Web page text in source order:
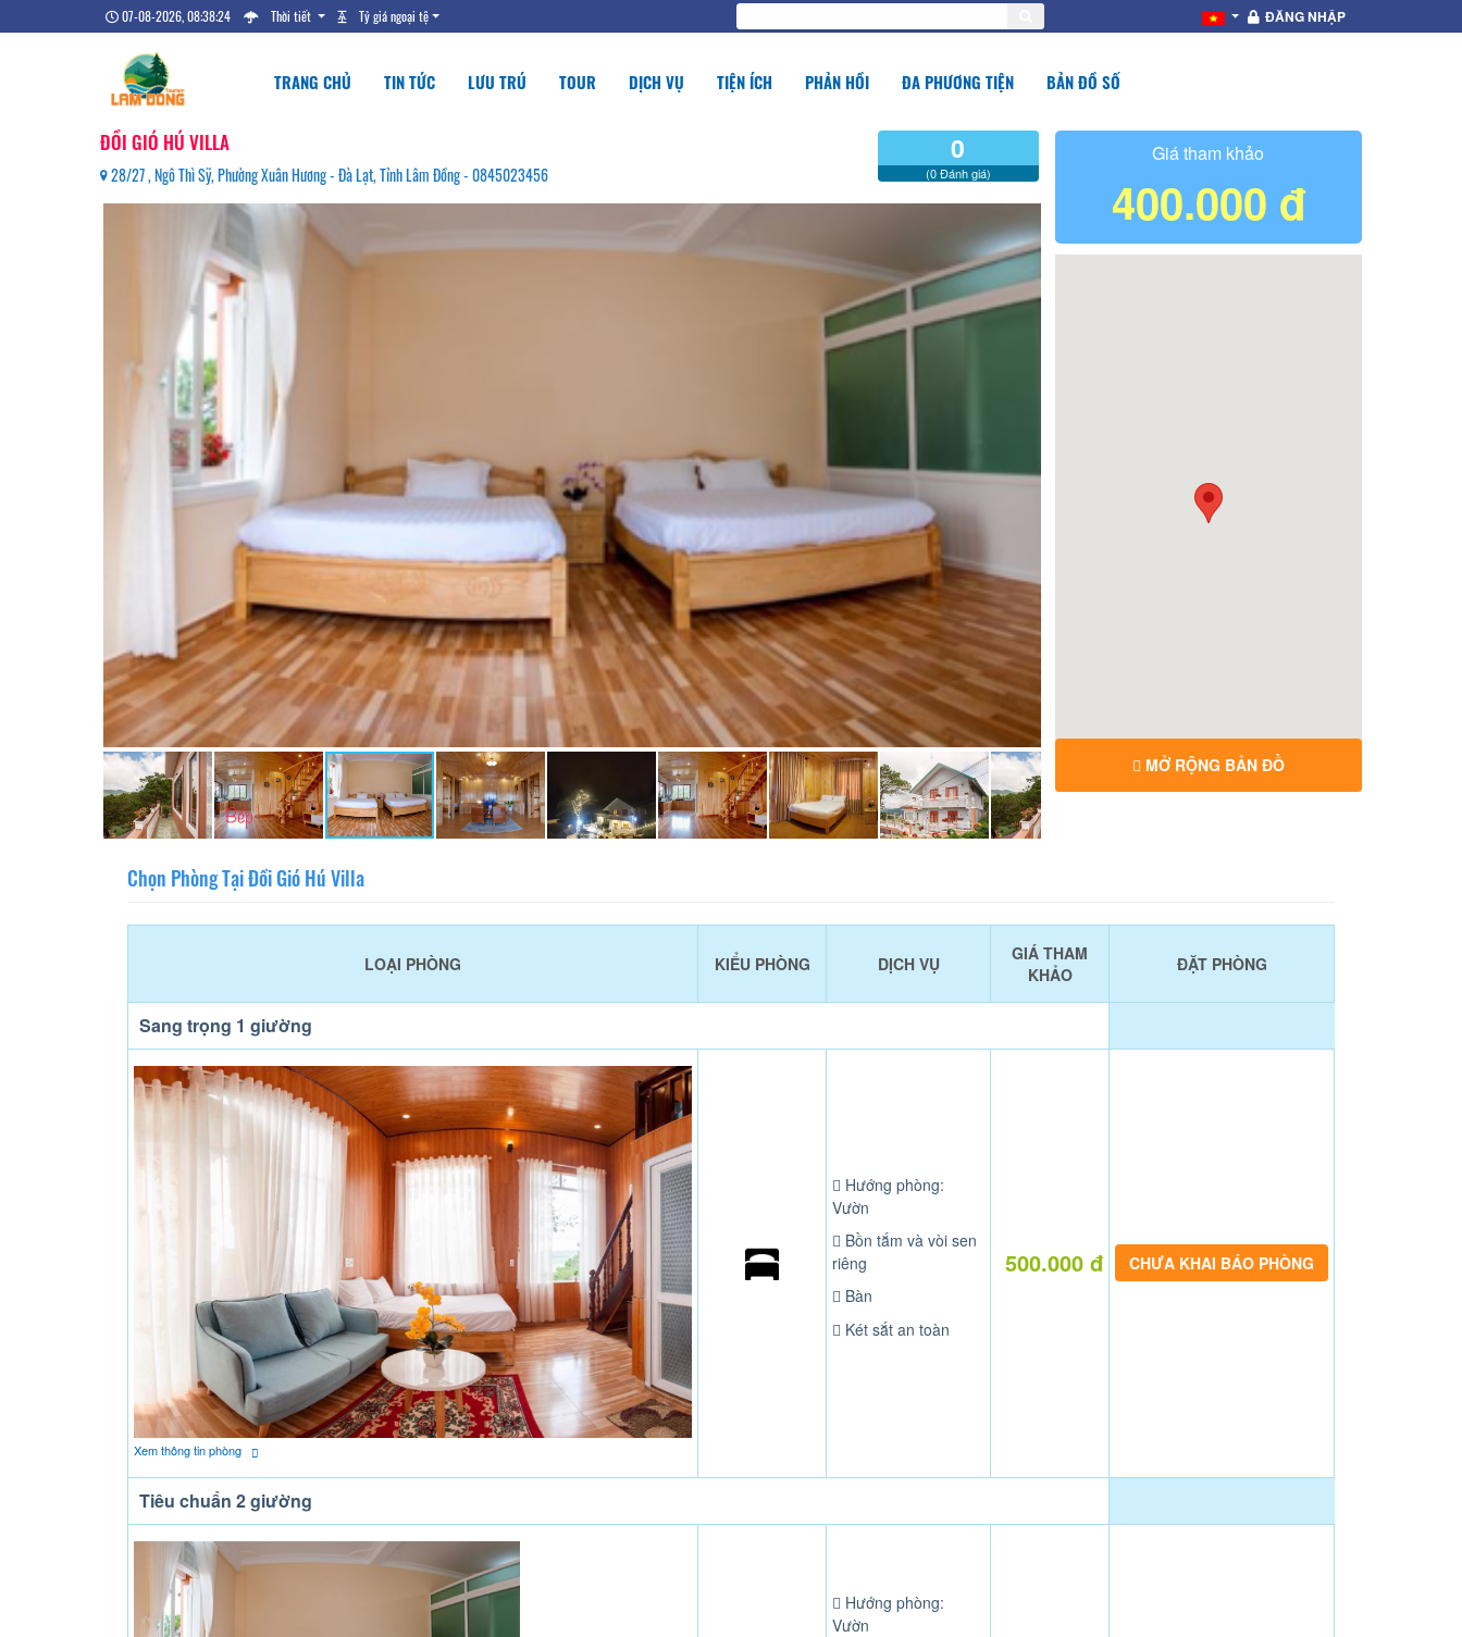
07-08-2026, 08:38:25 Thời tiết Tỷ giá ngoại tệ ĐĂNG NHẬP
TRANG CHỦ TIN TỨC LƯU TRÚ TOUR DỊCH VỤ TIỆN ÍCH PHẢN HỒI ĐA PHƯƠNG TIỆN BẢN ĐỒ SỐ
ĐỒI GIÓ HÚ VILLA
28/27 , Ngô Thì Sỹ, Phường Xuân Hương - Đà Lạt, Tỉnh Lâm Đồng - 0845023456
0
(0 Đánh giá)
Giá tham khảo
400.000 đ
MỞ RỘNG BẢN ĐỒ
Chọn Phòng Tại Đồi Gió Hú Villa
LOẠI PHÒNG KIỂU PHÒNG DỊCH VỤ
GIÁ THAM
KHẢO
ĐẶT PHÒNG
Sang trọng 1 giường
Xem thông tin phòng
Hướng phòng:
Vườn
Bồn tắm và vòi sen
riêng
Bàn
Két sắt an toàn
500.000 đ CHƯA KHAI BÁO PHÒNG
Tiêu chuẩn 2 giường
Hướng phòng:
Vườn